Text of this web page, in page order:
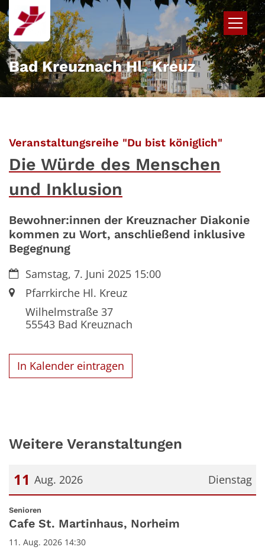
Zum Inhalt springen
Bad Kreuznach Hl. Kreuz
Veranstaltungsreihe "Du bist königlich"
Die Würde des Menschen
und Inklusion
Bewohner:innen der Kreuznacher Diakonie
kommen zu Wort, anschließend inklusive
Begegnung
Datum:Samstag, 7. Juni 2025 15:00
Ort:Pfarrkirche Hl. Kreuz
Wilhelmstraße 37
55543Bad Kreuznach
In Kalender eintragen
Weitere Veranstaltungen
Dienstag
11 Aug. 2026
Datum: 11. August 2026
Senioren
Cafe St. Martinhaus, Norheim
11. Aug. 2026 14:30